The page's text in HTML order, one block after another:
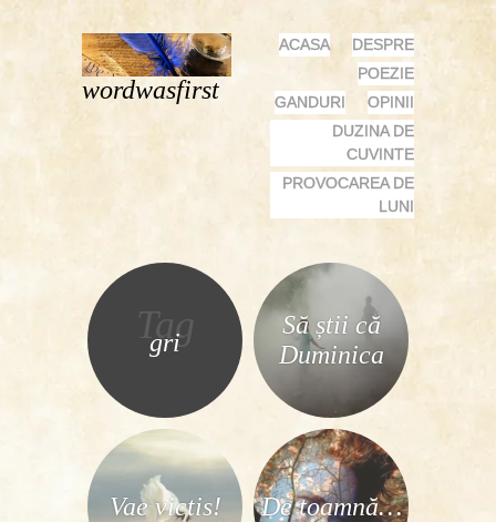
wordwasfirst
MENU
SKIP
CONTENT
ACASA
DESPRE
POEZIE
GANDURI
OPINII
DUZINA DE
CUVINTE
PROVOCAREA DE
LUNI
Tag
gri
Să știi că
Duminica
Vae victis! De toamnă…